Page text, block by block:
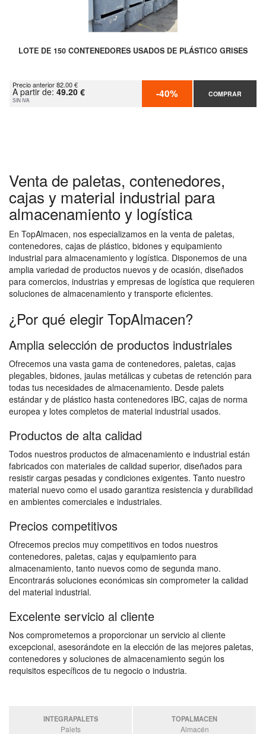
LOTE DE 150 CONTENEDORES USADOS DE PLÁSTICO GRISES
Precio anterior 82.00 €
A partir de: 49.20 €
SIN IVA -40% COMPRAR
Venta de paletas, contenedores,
cajas y material industrial para
almacenamiento y logística
En TopAlmacen, nos especializamos en la venta de paletas,
contenedores, cajas de plástico, bidones y equipamiento
industrial para almacenamiento y logística. Disponemos de una
amplia variedad de productos nuevos y de ocasión, diseñados
para comercios, industrias y empresas de logística que requieren
soluciones de almacenamiento y transporte eficientes.
¿Por qué elegir TopAlmacen?
Amplia selección de productos industriales
Ofrecemos una vasta gama de contenedores, paletas, cajas
plegables, bidones, jaulas metálicas y cubetas de retención para
todas tus necesidades de almacenamiento. Desde palets
estándar y de plástico hasta contenedores IBC, cajas de norma
europea y lotes completos de material industrial usados.
Productos de alta calidad
Todos nuestros productos de almacenamiento e industrial están
fabricados con materiales de calidad superior, diseñados para
resistir cargas pesadas y condiciones exigentes. Tanto nuestro
material nuevo como el usado garantiza resistencia y durabilidad
en ambientes comerciales e industriales.
Precios competitivos
Ofrecemos precios muy competitivos en todos nuestros
contenedores, paletas, cajas y equipamiento para
almacenamiento, tanto nuevos como de segunda mano.
Encontrarás soluciones económicas sin comprometer la calidad
del material industrial.
Excelente servicio al cliente
Nos comprometemos a proporcionar un servicio al cliente
excepcional, asesorándote en la elección de las mejores paletas,
contenedores y soluciones de almacenamiento según los
requisitos específicos de tu negocio o industria.
INTEGRAPALETS
Palets
TOPALMACEN
Almacén